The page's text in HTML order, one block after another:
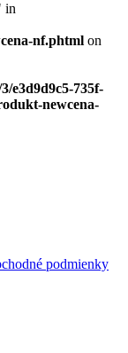
in
nf.phtml on
e3d9d9c5-735f-
newcena-
podmienky